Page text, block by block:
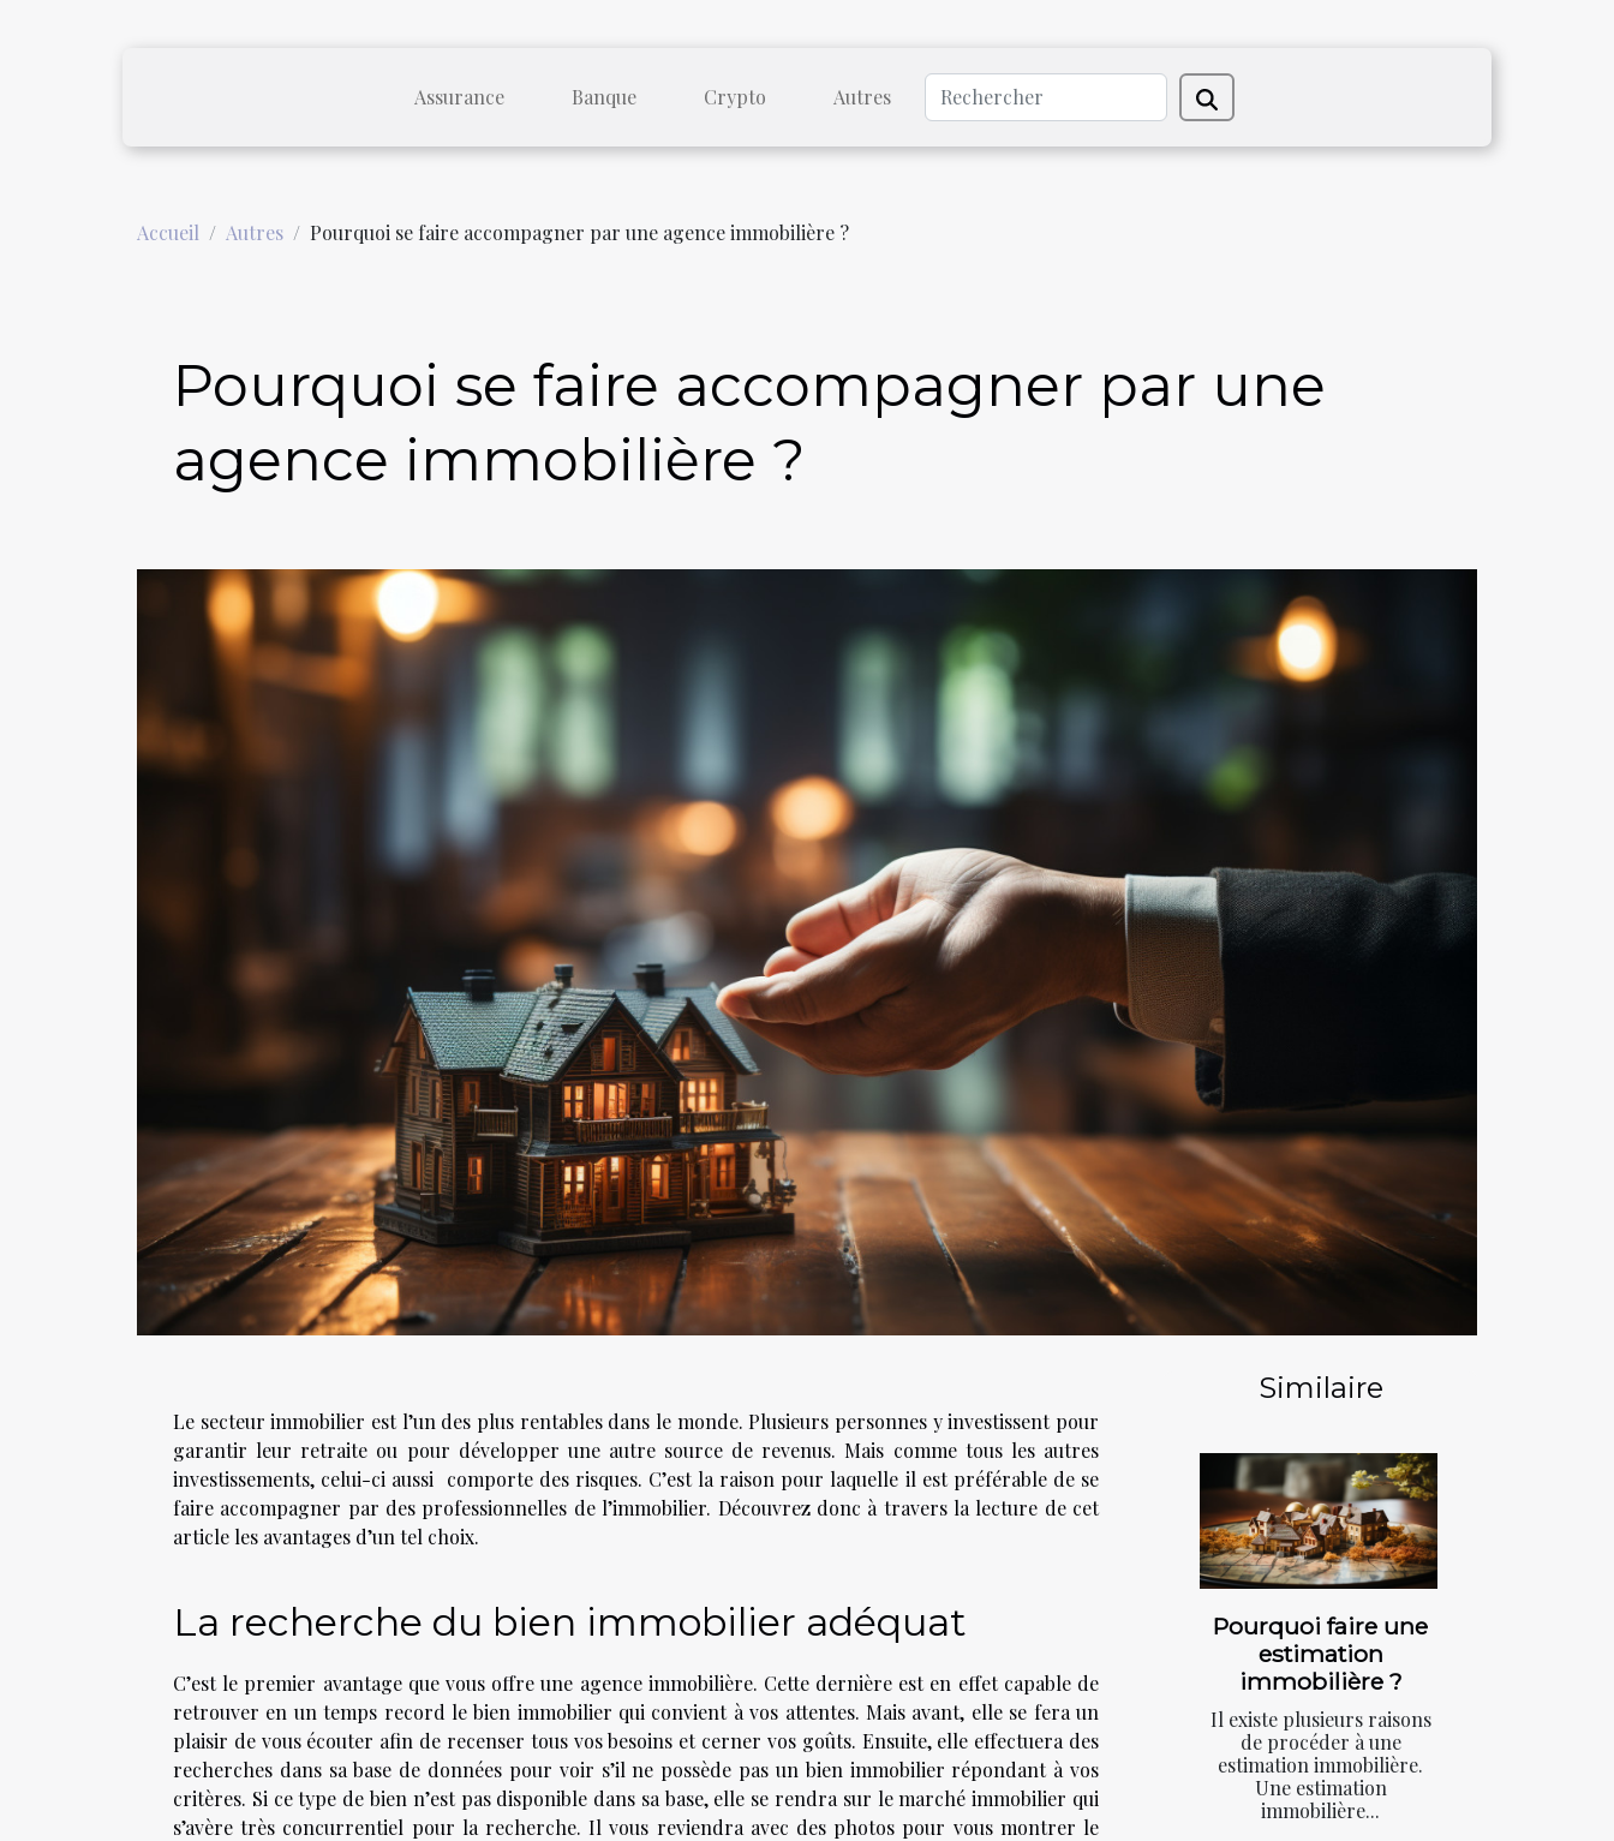
Assurance Banque Crypto Autres
Accueil Autres Pourquoi se faire accompagner par une agence immobilière ?
Pourquoi se faire accompagner par une
agence immobilière ?
Le secteur immobilier est l’un des plus rentables dans le monde. Plusieurs personnes y investissent pour
garantir leur retraite ou pour développer une autre source de revenus. Mais comme tous les autres
investissements, celui-ci aussi comporte des risques. C’est la raison pour laquelle il est préférable de se
faire accompagner par des professionnelles de l’immobilier. Découvrez donc à travers la lecture de cet
article les avantages d’un tel choix.
La recherche du bien immobilier adéquat
C’est le premier avantage que vous offre une agence immobilière. Cette dernière est en effet capable de
retrouver en un temps record le bien immobilier qui convient à vos attentes. Mais avant, elle se fera un
plaisir de vous écouter afin de recenser tous vos besoins et cerner vos goûts. Ensuite, elle effectuera des
recherches dans sa base de données pour voir s’il ne possède pas un bien immobilier répondant à vos
critères. Si ce type de bien n’est pas disponible dans sa base, elle se rendra sur le marché immobilier qui
s’avère très concurrentiel pour la recherche. Il vous reviendra avec des photos pour vous montrer le
Similaire
Pourquoi faire une
estimation
immobilière ?
Il existe plusieurs raisons
de procéder à une
estimation immobilière.
Une estimation
immobilière...